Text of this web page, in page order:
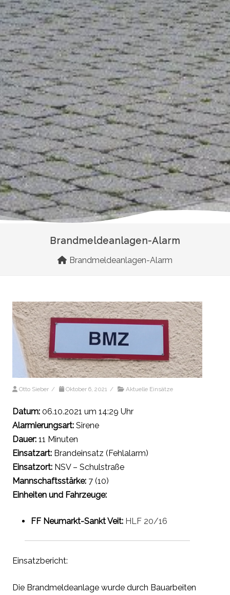
Brandmeldeanlagen-Alarm
Brandmeldeanlagen-Alarm
Otto Sieber / Oktober 6, 2021 / Aktuelle Einsätze
Datum: 06.10.2021 um 14:29 Uhr
Alarmierungsart: Sirene
Dauer: 11 Minuten
Einsatzart: Brandeinsatz (Fehlalarm)
Einsatzort: NSV – Schulstraße
Mannschaftsstärke: 7 (10)
Einheiten und Fahrzeuge:
FF Neumarkt-Sankt Veit: HLF 20/16
Einsatzbericht:
Die Brandmeldeanlage wurde durch Bauarbeiten